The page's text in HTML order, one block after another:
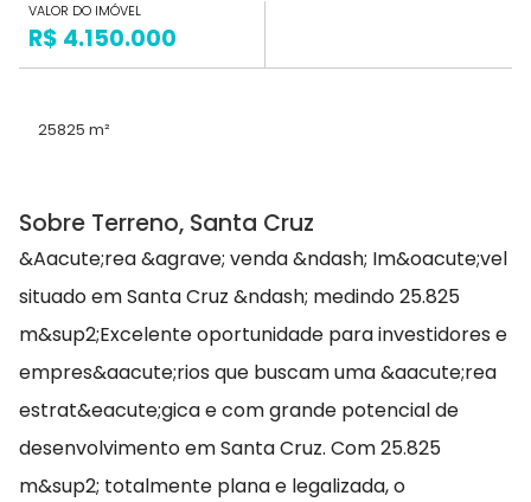
VALOR DO IMÓVEL
R$ 4.150.000
25825 m²
Sobre Terreno, Santa Cruz
&Aacute;rea &agrave; venda &ndash; Im&oacute;vel
situado em Santa Cruz &ndash; medindo 25.825
m&sup2;Excelente oportunidade para investidores e
empres&aacute;rios que buscam uma &aacute;rea
estrat&eacute;gica e com grande potencial de
desenvolvimento em Santa Cruz. Com 25.825
m&sup2; totalmente plana e legalizada, o